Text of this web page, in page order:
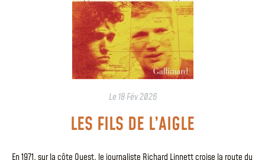
Le 18 Fév 2026
LES FILS DE L’AIGLE
En 1971, sur la côte Ouest, le journaliste Richard Linnett croise la route du